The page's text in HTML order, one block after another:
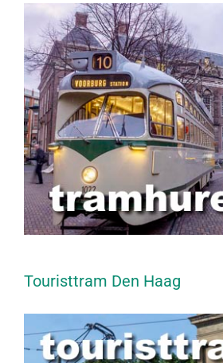
Touristtram Den Haag